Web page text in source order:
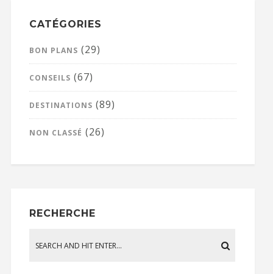
CATÉGORIES
BON PLANS (29)
CONSEILS (67)
DESTINATIONS (89)
NON CLASSÉ (26)
RECHERCHE